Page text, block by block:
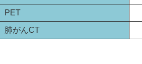
がんCT